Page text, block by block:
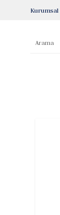
Kurumsal